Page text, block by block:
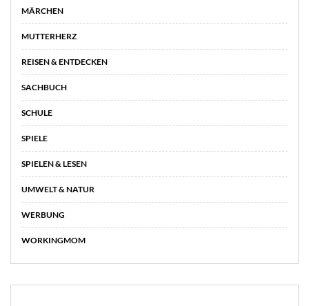
MÄRCHEN
MUTTERHERZ
REISEN & ENTDECKEN
SACHBUCH
SCHULE
SPIELE
SPIELEN & LESEN
UMWELT & NATUR
WERBUNG
WORKINGMOM